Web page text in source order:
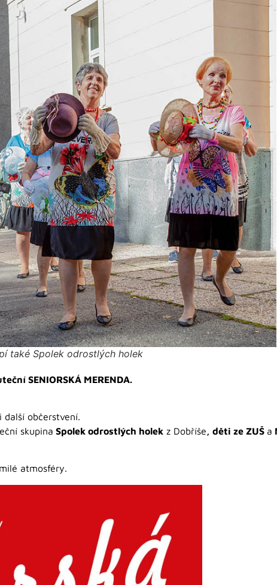
také Spolek odrostlých holek
SENIORSKÁ MERENDA.
další občerstvení.
skupina Spolek odrostlých holek z Dobříše, děti ze ZUŠ a
atmosféry.